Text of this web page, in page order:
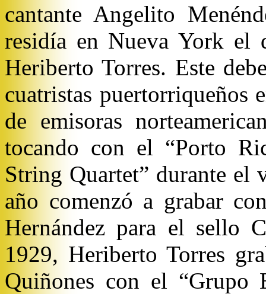
cantante Angelito
residía en Nueva York el
Heriberto Torres. Este
cuatristas puertorriqueños
de emisoras
tocando con el “Porto
String Quartet” durante el
año comenzó a grabar
Hernández para el sello
1929, Heriberto Torres
Quiñones con el “Grupo